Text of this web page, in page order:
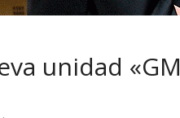
unidad «GM